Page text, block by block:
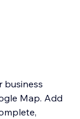
business
Map. Add